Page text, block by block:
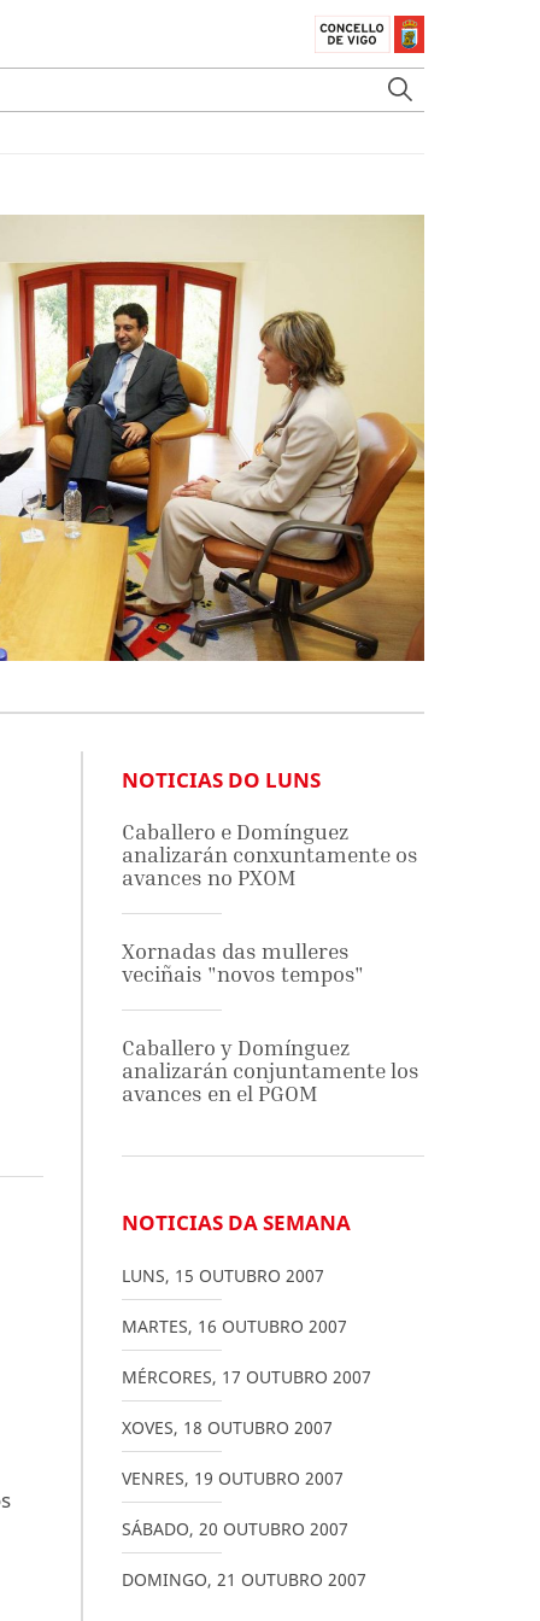
NOTICIAS DO LUNS
Caballero e Domínguez
analizarán conxuntamente os
avances no PXOM
Xornadas das mulleres
veciñais "novos tempos"
Caballero y Domínguez
analizarán conjuntamente los
avances en el PGOM
NOTICIAS DA SEMANA
LUNS, 15 OUTUBRO 2007
MARTES, 16 OUTUBRO 2007
MÉRCORES, 17 OUTUBRO 2007
XOVES, 18 OUTUBRO 2007
VENRES, 19 OUTUBRO 2007
SÁBADO, 20 OUTUBRO 2007
DOMINGO, 21 OUTUBRO 2007